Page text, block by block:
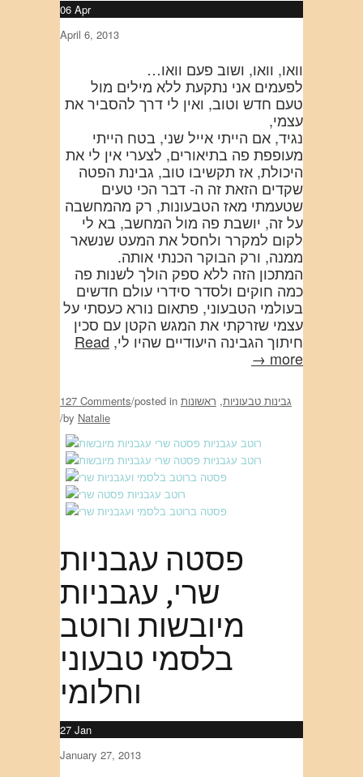
06 Apr
April 6, 2013
וואו, וואו, ושוב פעם וואו…
לפעמים אני נתקעת ללא מילים מול
טעם חדש וטוב, ואין לי דרך להסביר את
עצמי,
נגיד, אם הייתי אייל שני, בטח הייתי
מעופפת פה בתיאורים, לצערי אין לי את
היכולת, אז תקשיבו טוב, גבינת הפטה
שקדים הזאת זה ה- דבר הכי טעים
שטעמתי מאז הטבעונות, רק מהמחשבה
על זה, יושבת פה מול המחשב, בא לי
לקום למקרר ולחסל את המעט שנשאר
ממנה, ורק הבוקר הכנתי אותה.
המתכון הזה ללא ספק הולך לשנות פה
כמה חוקים ולסדר סידרי עולם חדשים
בעולמי הטבעוני, פתאום נורא כעסתי על
עצמי שזרקתי את המגש הקטן עם סכין
חיתוך הגבינה היעודיים שהיו לי, Read
more →
127 Comments/posted in גבינות טבעוניות, ראשונות
/by Natalie
פסטה עגבניות
שרי, עגבניות
מיובשות ורוטב
בלסמי טבעוני
וחלומי
27 Jan
January 27, 2013